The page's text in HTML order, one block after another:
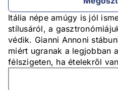
Itália népe amúgy is jól
stílusáról, a
védik. Gianni Annoni
miért ugranak a legjobban
félszigeten, ha ételekről